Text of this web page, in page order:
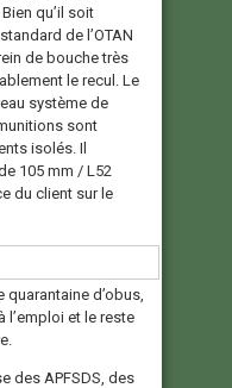
qu’il soit
de l’OTAN
de bouche très
le recul. Le
système de
sont
isolés. Il
105 mm / L52
du client sur le
quarantaine d’obus,
l’emploi et le reste
des APFSDS, des